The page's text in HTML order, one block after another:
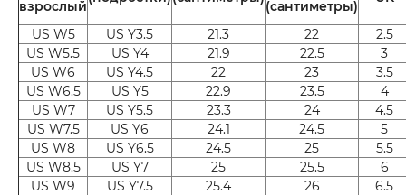
взрослый
(сантиметры)
US W5 US Y3.5 21.3 22
2.5
US W5.5
US Y4 21.9 22.5
3
US W6
US Y4.5 22 23
3.5
US W6.5
US Y5 22.9 23.5
4
US W7
US Y5.5 23.3 24
4.5
US W7.5
US Y6 24.1 24.5
5
US W8
US Y6.5 24.5 25
5.5
US W8.5
US Y7 25 25.5
6
US W9
US Y7.5 25.4 26
6.5